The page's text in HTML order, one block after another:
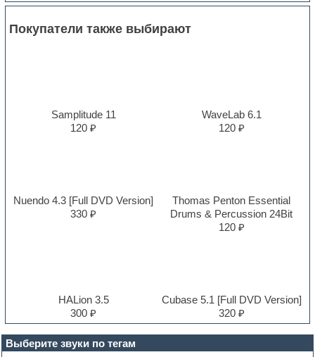
Выберите звуки по тегам
Покупатели также выбирают
Samplitude 11
120 ₽
WaveLab 6.1
120 ₽
Nuendo 4.3 [Full DVD Version]
330 ₽
Thomas Penton Essential
Drums & Percussion 24Bit
120 ₽
HALion 3.5
300 ₽
Cubase 5.1 [Full DVD Version]
320 ₽